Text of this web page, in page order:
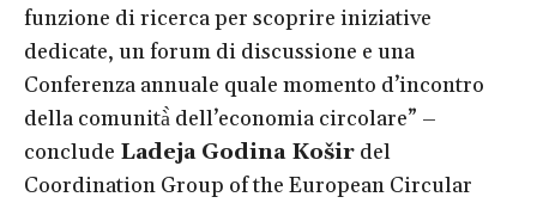
funzione di ricerca per scoprire iniziative
dedicate, un forum di discussione e una
Conferenza annuale quale momento d’incontro
della comunità̀ dell’economia circolare” –
conclude Ladeja Godina Košir del
Coordination Group of the European Circular